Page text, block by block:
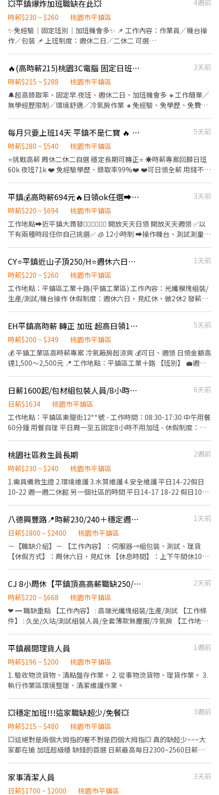
問 ⭐ 官方帳號 : https://lin.ee/jVYoe5J ★ 加入後請幫我留姓名 / 電
話 / 截圖職缺文 ★
小老鼠 @ 唷～） 【貼心提醒】 請以 L i n e 聯繫為主～有急事再打
手機📞 如果剛好忙線沒接到，也可以直接賴我或傳簡訊，我看到會
02:00：時薪 226元→約 39~44K ⭕用餐1H 間休15分⭕ ⭐休假：排
休制 (固定班別 / 需配合加班) ✅福利：享勞保、健保、6%勞退提
撥、三節 ⭕電話搜尋0973507133 加入賴-謝專員✅ ❤️也可洽詢其
他桃園全區/新北職缺喔⭐
💥平鎮爆炸加班職缺在此💥
4週前
時薪$230 ~ $260
桃園市平鎮區
✨免經驗｜固定班別｜加班機會多✨ 📌 工作內容：作業員／機台操
作／包裝 📌 上班制度：週休二日／二休二 可選
日班:07:00-19:00(12H) 二休二:夜班:19:00-07:00(12H) 日班／夜班
皆可安排 兩大獎金!!!!!! 等你來領!!!!!!
▃▃▃▃▃▃▃▃▃▃▃▃▃▃▃▃▃▃ 時薪制 (週休/二休二) 二休
二:日班:07:00-19:00(12H)時薪:230 二休二:夜班:19:00-07:00(12H)
經驗可 ✅ 可立即上工 ✅ 冷氣廠房 ✅ 提供制服 ✅ 提供住宿 ✅ 穩定長
期工作 #提供住宿 #平鎮 #中壢#桃園 #八德 #免費交通車 #日領全薪
⚡️⚡️⚡️ 📲應徵方式： 加上我的官方：tseng0411 電話：0906825976
專員：威先生
🔥(高時薪215)桃園3C電腦 固定日班 加班達5萬 可日領 免費供餐 週休
3天前
時薪$215 ~ $288
桃園市平鎮區
🔔超高錄取率、固定早.夜班、週休二日、加班機會多 🔸工作簡單／
無學經歷限制／環境舒適／冷氣房作業 🔸免經驗、免學歷、免費供
＂截圖職缺＂回覆《姓名+找鄭專員》 ▲來 電：0978-572837 找
鄭專員 ▬▬▬▬▬▬▬▬▬▬▬▬▬▬▬▬▬▬▬▬ 工作地點:桃園
區平鎮區南東路（近平鎮大潤發旁） 工作內容:筆電、手機 外觀目
檢、測試、包裝 工作環境:冷氣廠房、久站 📍時間/薪資： 日班
快速上工!!!免服務費!!!絕不抽成!!! 快速報到!!!
每月只要上班14天 平鎮不是仁寶 🔥 周休 二休二 自選 時520🔥
5天前
時薪$280 ~ $540
桃園市平鎮區
⭐挑戰高薪 周休二休二自選 穩定長期可轉正⭐ ☀️時薪專案回歸日班
60k 夜班71k ❤️ 免經驗學歷、錄取率99%❤️ ❤️可日領全薪 用錢不擔
電子零組件相關業 ➡️ 工作時間&薪資待遇： 【二休二】月休15天 日
班 07:00~19:00 夜班 19:00~07:00 日班時薪230,平均領薪
34500~60000` 夜班時薪260,平均領薪39000~71000` 【週休二
日】周休見紅休 日班 08:00~17:15 夜班 22:00~07:15 日班時薪220,
10號發薪(可預支) ✅享勞保、健保、團保、勞退6% ❣️【快速預約✚
找康彼斯柔伊】❣️ ☑️【線上投遞履歷，將立即與您聯絡】 ☑️【請電
留下 姓名✚電話✚職缺名稱】
平鎮💰高時薪694元🔥日領ok任選➡️做二休二or週休🌟單位可自選🌟供餐供宿
3天前
時薪$220 ~ $694
桃園市平鎮區
工作地點➡️近平鎮大潤發🧚🏻‍♀️🧚🏻‍♀️ 開放天天日領 開放天天週領 ✅以
下有兩種時段任你自己挑選✅ 🧊 12小時制 ➡️操作機台、測試測量
➡️組包裝、產品檢驗 日班 08:00-17:15 💰時薪220元~587元 - 夜班
22:00-07:15 💰時薪250元~667元 ✅非流動線 ✅廠內供餐 ✅免費提
供體檢 ✅冷氣廠房 不怕熱 ✅享受每天加班 ✅光纖產品電子零件製程
馬上洽詢找周專員 📲專線聯繫0931-051-930 📌賴同電話號碼📌 或
加入官方搜尋🔍 @936egout（請➕@)
CY⭐平鎮近山子頂250/H⭐週休六日久坐/彈性加班/錄取率高
1天前
時薪$220 ~ $260
桃園市平鎮區
工作地點：平鎮區工業十路(平鎮工業區) 工作內容：光纖模塊組裝/
生產/測試/機台操作 休假制度：週休六日，見紅休、做2休2 發薪日
✔廠區面試 ✔免費停車 ✔全套無塵服 ★★★休六日班別薪水★★★
{日班 ] 08:00~17:15 220/H [夜班] 22:00~07:15 250/H ★★★2休2
班別薪水★★★ {日班 ] 07:00~19:00 230/H [夜班] 19:00~07:00
260/H ❤️❤️❤️基本福利❤️❤️❤️ -享勞保、健保、勞退6％ -任職滿三
個月享三節禮金或禮品 ＜＜應徵方式＞＞ 電話：0905-527-880 找
EH平鎮高時薪 轉正 加班 超高日領1500-2500
5天前
時薪$200 ~ $349
桃園市平鎮區
💰 平鎮工業區高時薪專案 冷氣廠房超涼爽 💰可日、週領 日領金額高
達1,500～2,500元 📍 工作地點：平鎮區工業十路 【班別】 💼週休
=》 19:00－07:00 ━━━━━━━━━━━━━━━━━━ 💰 💰
【薪資】💰 💰 🩷週休二日 日班：時薪200～220元 （薪資約38K-
63K） 夜班：時薪230～250元 （薪資約44K-71K) 🩷二休二 日班：
時薪210～230元（薪資約35K-64K） 夜班：時薪240～260元 (薪資
很快補滿，心動不如馬上行動🎈
日薪1600起/包材組包裝人員/8小時免加班/週休六日
6天前
日薪$1634
桃園市平鎮區
工作地點：平鎮區東龍街12**號 - 工作時間：08:30-17:30 中午用餐
60分鐘 用餐自理 平日周一至五固定8小時不用加班 - 休假制度：週
或保麗龍 然後完成紙箱的包裝、堆疊在棧板上
桃園社區救生員長期
2週前
時薪$230 ~ $240
桃園市平鎮區
1.需具備救生證 2.環境維護 3.水質維護 4.安全維護 平日14-22假日
10-22 週一週二休館 另一個社區的時間 平日14-17 18-22 假日10-
八德興豐路📍時薪230/240＋穩定週休＋免費供餐＋電子→組包裝、理貨➤冷氣廠
1天前
日薪$1800 ~ $2400
桃園市平鎮區
－【職缺介紹】－ 【工作內容】：伺服器→組包裝、測試、理貨
【休假方式】：周休六日，見紅休 【休息時間】：上下午間休10-
～１５：２０ 日班：230/h 8小不含加班：40,400起 ✨日領：1800
👉含加班2200 ✨週領：8000～11,000 － 🕰️中班：１４：３０～２
３：２０ 中班：240/h 8小不含加班：42,200起 ✨日領：1900👉含
加班2400 ✨週領：8000～12,000 ↓ –【享有福利、好康】– ①
享勞保、健保、團保、勞退6％ ②周領、隔日領 –【聯絡資訊】– 找
CJ 8小周休【平鎮頂高高薪職缺250/H】_高端光纖塊組裝_可周借支_工作超簡
2天前
時薪$220 ~ $668
桃園市平鎮區
❤ ━ 職缺重點 【工作內容】 : 高端光纖塊組裝/生產/測試 【工作條
件】 : 久坐/久站/測試組裝人員/全套薄款無塵服/冷氣房 【工作地
休六日/見紅休 【間休時間】：上下午間休各15分鐘，吃飯45分鐘
➜日班08:00~17:00【220/H】 平日8H【$40,480】 平日
8+2H【$53,980】 配合加班最高可達【$65,128】 ➜夜班
22:00~07:15【250/H】 平日8H【$46,000】 平日
馬上來】▬ ☎️ 0963-461-880 歐小姊預約(未接聽請傳簡訊姓名+電
話+職缺名稱) ☎️ 加入【ican461或@zqt5605c】截圖詢問，找工作
其實可以很快很簡單 ☎️ 親洽中壢區中園路165號應徵找歐小姊
平鎮晨間理貨人員
1週前
時薪$196 ~ $200
桃園市平鎮區
1. 驗收物流貨物、清點盤存作業。 2. 從事物流貨物、理貨作業。 3.
執行作業區環境整理、清潔維護作業。
💥穩定加班!!!這家職缺超少/免餐💥
3週前
時薪$215 ~ $480
桃園市平鎮區
💥這絕對是兩個大姆指的喔不對是四個大拇指💥 真的缺超少~~~大
家都在搶 加班超級穩 缺錢的首選 日薪最高每日2300~2560日薪最
工作地點：平鎮 ✅休假:五休二制 🔸無經驗可 🔸提供日領、週領 #桃
園 #中壢 #蘆竹 #八德#大溪 ▃▃▃▃▃▃▃報名方式
家事清潔人員
3天前
日薪$1700 ~ $2000
桃園市平鎮區